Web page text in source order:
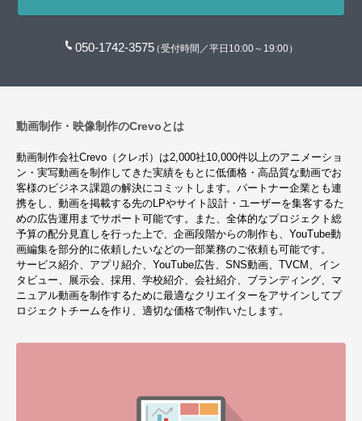
050-1742-3575（受付時間／平日10:00～19:00）
動画制作・映像制作のCrevoとは
動画制作会社Crevo（クレボ）は2,000社10,000件以上のアニメーショ
ン・実写動画を制作してきた実績をもとに低価格・高品質な動画でお
客様のビジネス課題の解決にコミットします。パートナー企業とも連
携をし、動画を掲載する先のLPやサイト設計・ユーザーを集客するた
めの広告運用までサポート可能です。また、全体的なプロジェクト総
予算の配分見直しを行った上で、企画段階からの制作も、YouTube動
画編集を部分的に依頼したいなどの一部業務のご依頼も可能です。
サービス紹介、アプリ紹介、YouTube広告、SNS動画、TVCM、イン
タビュー、展示会、採用、学校紹介、会社紹介、ブランディング、マ
ニュアル動画を制作するために最適なクリエイターをアサインしてプ
ロジェクトチームを作り、適切な価格で制作いたします。